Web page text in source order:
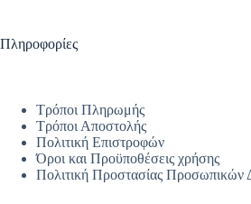
Πληροφορίες
Τρόποι Πληρωμής
Τρόποι Αποστολής
Πολιτική Επιστροφών
Όροι και Προϋποθέσεις χρήσης
Πολιτική Προστασίας Προσωπικών